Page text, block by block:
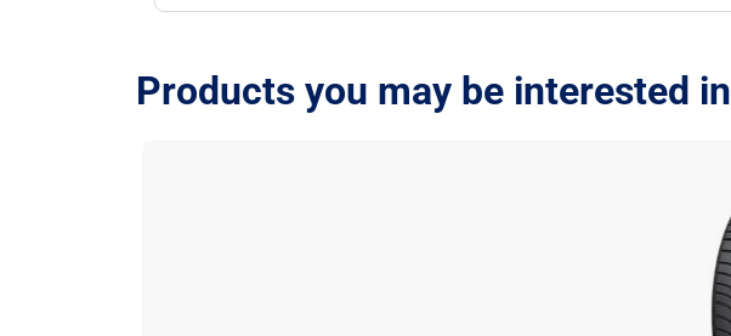
Products you may be interested in